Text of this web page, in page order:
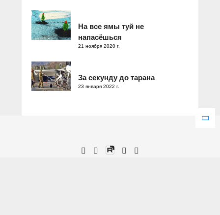
На все ямы туй не
напасёшься
21 ноября 2020 г.
За секунду до тарана
23 января 2022 г.